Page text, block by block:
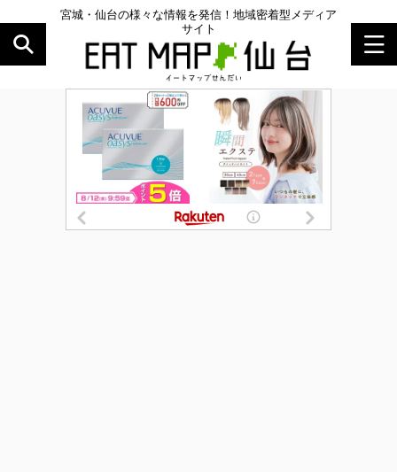
宮城・仙台の様々な情報を発信！地域密着型メディア
サイト